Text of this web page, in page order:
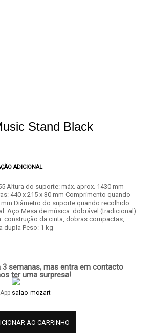
Stand Black
ADICIONAL
Altura do suporte: máx. aprox. 1430 mm
440 x 215 x 30 mm Comprimento quando
Diâmetro do suporte quando recolhido
Aço Mesa de música: dobrável (tradicional)
construção da cinta, dobras compactas,
dupla Peso: 1 kg
3 semanas, mas entra em contacto
ter uma surpresa!
AO CARRINHO